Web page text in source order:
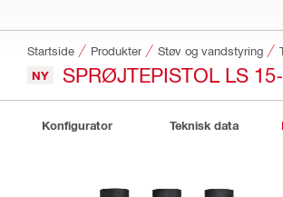
Startside Produkter Støv og vandstyring
NY SPRØJTEPISTOL LS
Konfigurator Teknisk data